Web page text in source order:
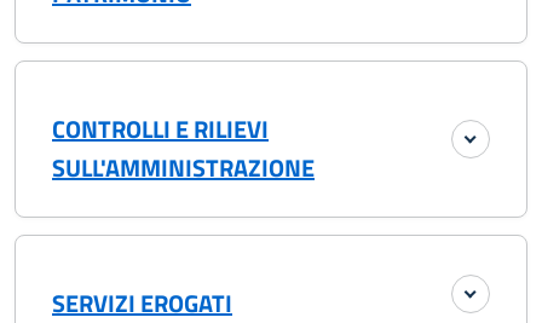
CONTROLLI E RILIEVI
SULL'AMMINISTRAZIONE
SERVIZI EROGATI